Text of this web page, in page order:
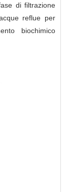
di filtrazione
reflue per
biochimico